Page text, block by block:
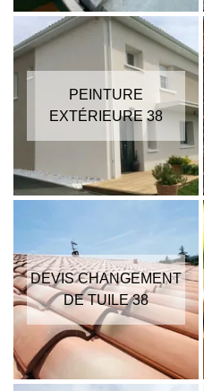
PEINTURE
EXTÉRIEURE 38
DEVIS CHANGEMENT
DE TUILE 38